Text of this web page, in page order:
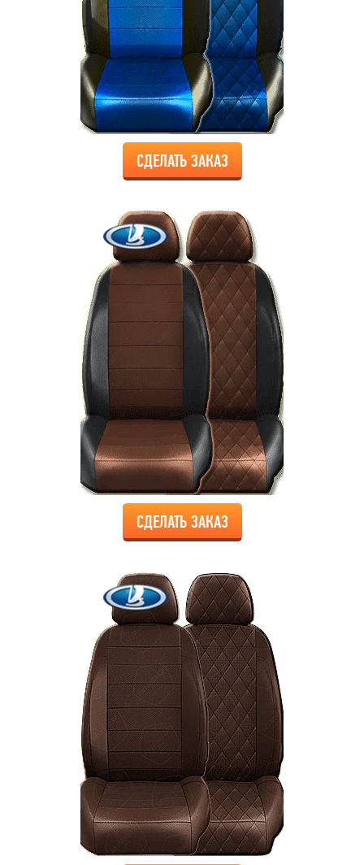
СДЕЛАТЬ ЗАКАЗ
СДЕЛАТЬ ЗАКАЗ